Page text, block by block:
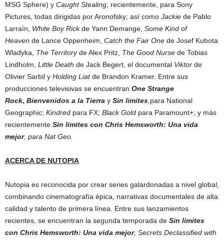
MSG Sphere) y Caught Stealing , recientemente, para Sony
Pictures, todas dirigidas por Aronofsky; así como Jackie de Pablo
Larraín, White Boy Rickde Yann Demange, Some Kind of
Heaven de Lance Oppenheim, Catch the Fair One de Josef Kubota
Wladyka, The Territoryde Alex Pritz, The Good Nurse de Tobias
Lindholm, Little Death de Jack Begert, el documental Viktor de
Olivier Sarbil y Holding Liatde Brandon Kramer. Entre sus
producciones televisivas se encuentran One Strange
Rock, Bienvenidos a la Tierra y Sin límites para National
Geographic; Kindred para FX; Black Gold para Paramount+; y más
recientemente Sin límites con Chris Hemsworth: Una vida
mejor, para Nat Geo.
ACERCA DE NUTOPIA
Nutopia es reconocida por crear series galardonadas a nivel global,
combinando cinematografía épica, narrativas documentales de alta
calidad y talento de primera línea. Entre sus lanzamientos
recientes, se encuentran la segunda temporada de Sin límites
con Chris Hemsworth: Una vida mejor, Secrets Declassified with